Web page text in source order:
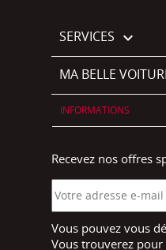
SERVICES 
MA BELLE
INFORMATIONS
Recevez nos offres
Vous pouvez vous
Vous trouverez